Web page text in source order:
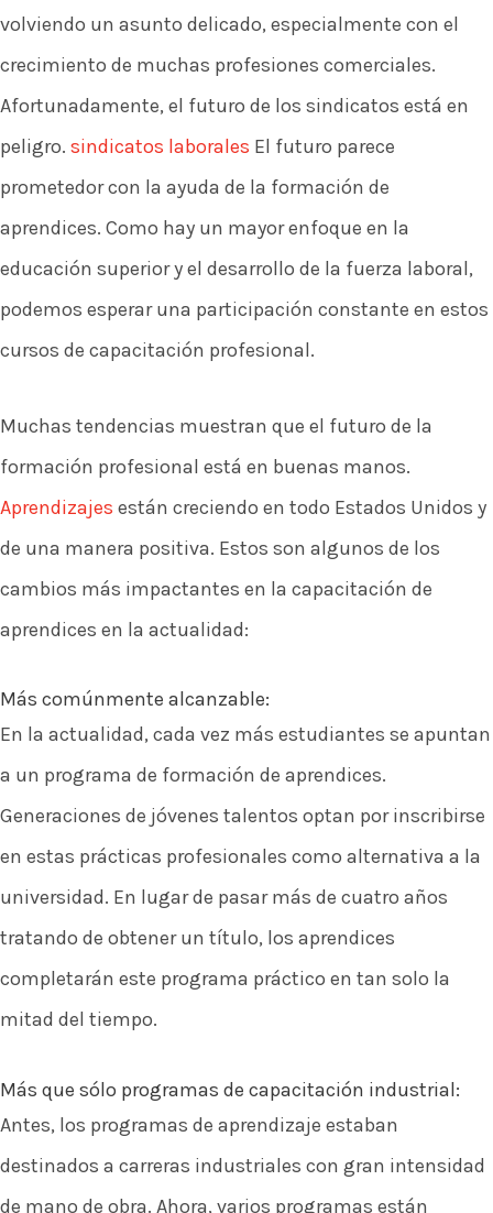
volviendo un asunto delicado, especialmente con el
crecimiento de muchas profesiones comerciales.
Afortunadamente, el futuro de los sindicatos está en
peligro. sindicatos laborales El futuro parece
prometedor con la ayuda de la formación de
aprendices. Como hay un mayor enfoque en la
educación superior y el desarrollo de la fuerza laboral,
podemos esperar una participación constante en estos
cursos de capacitación profesional.
Muchas tendencias muestran que el futuro de la
formación profesional está en buenas manos.
Aprendizajes están creciendo en todo Estados Unidos y
de una manera positiva. Estos son algunos de los
cambios más impactantes en la capacitación de
aprendices en la actualidad:
Más comúnmente alcanzable:
En la actualidad, cada vez más estudiantes se apuntan
a un programa de formación de aprendices.
Generaciones de jóvenes talentos optan por inscribirse
en estas prácticas profesionales como alternativa a la
universidad. En lugar de pasar más de cuatro años
tratando de obtener un título, los aprendices
completarán este programa práctico en tan solo la
mitad del tiempo.
Más que sólo programas de capacitación industrial:
Antes, los programas de aprendizaje estaban
destinados a carreras industriales con gran intensidad
de mano de obra. Ahora, varios programas están